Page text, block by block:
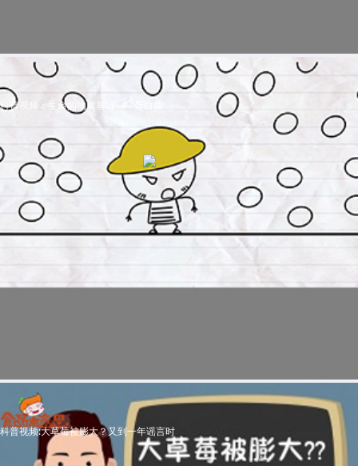
科普视频：生命的物质基础——蛋白质
科普视频:大草莓被膨大？又到一年谣言时